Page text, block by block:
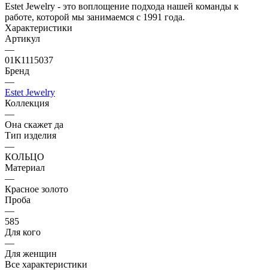
Estet Jewelry - это воплощение подхода нашей команды к
работе, которой мы занимаемся с 1991 года.
Характеристики
Артикул
—
01К1115037
Бренд
—
Estet Jewelry
Коллекция
—
Она скажет да
Тип изделия
—
КОЛЬЦО
Материал
—
Красное золото
Проба
—
585
Для кого
—
Для женщин
Все характеристики